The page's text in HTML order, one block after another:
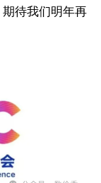
期待我们明年再